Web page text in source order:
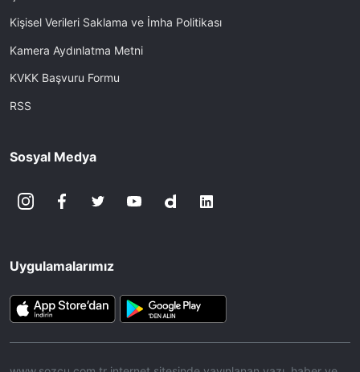
Kişisel Verileri Saklama ve İmha Politikası
Kamera Aydınlatma Metni
KVKK Başvuru Formu
RSS
Sosyal Medya
Uygulamalarımız